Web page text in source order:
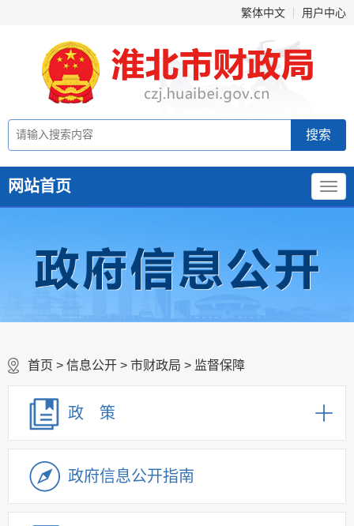
繁体中文 用户中心
网站首页
首页 > 信息公开 > 市财政局 > 监督保障
政 策
政府信息公开指南